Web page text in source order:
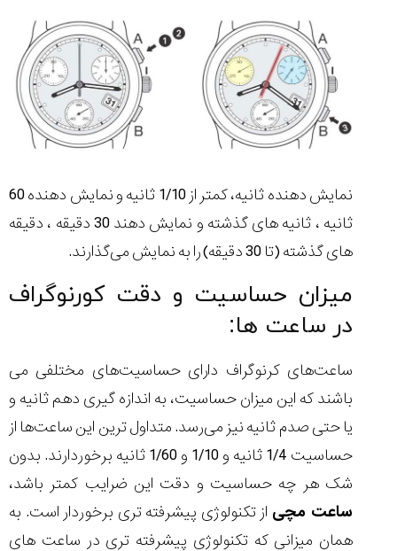
نمایش دهنده ثانیه، کمتر از 1/10 ثانیه و نمایش دهنده 60
ثانیه ، ثانیه های گذشته و نمایش دهند 30 دقیقه ، دقیقه
های گذشته (تا 30 دقیقه) را به نمایش می‌گذارند.
میزان حساسیت و دقت کورنوگراف
در ساعت ها:
ساعت‌های کرنوگراف دارای حساسیت‌های مختلفی می
باشند که این میزان حساسیت، به اندازه گیری دهم ثانیه و
یا حتی صدم ثانیه نیز می‌رسد. متداول ترین این ساعت‌ها از
حساسیت 1/4 ثانیه و 1/10 و 1/60 ثانیه برخوردارند. بدون
شک هر چه حساسیت و دقت این ضرایب کمتر باشد،
ساعت مچی از تکنولوژی پیشرفته تری برخوردار است. به
همان میزانی که تکنولوژی پیشرفته تری در ساعت های